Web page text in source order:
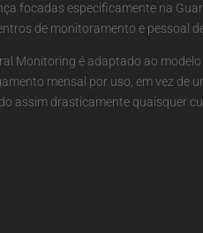
focadas especificamente na
de monitoramento e pessoal
Monitoring é adaptado ao modelo
mensal por uso, em vez de
assim drasticamente quaisquer